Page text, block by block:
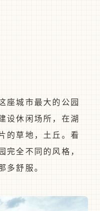
座城市最大的公园
设休闲场所，在湖
的草地，土丘。看
完全不同的风格，
多舒服。